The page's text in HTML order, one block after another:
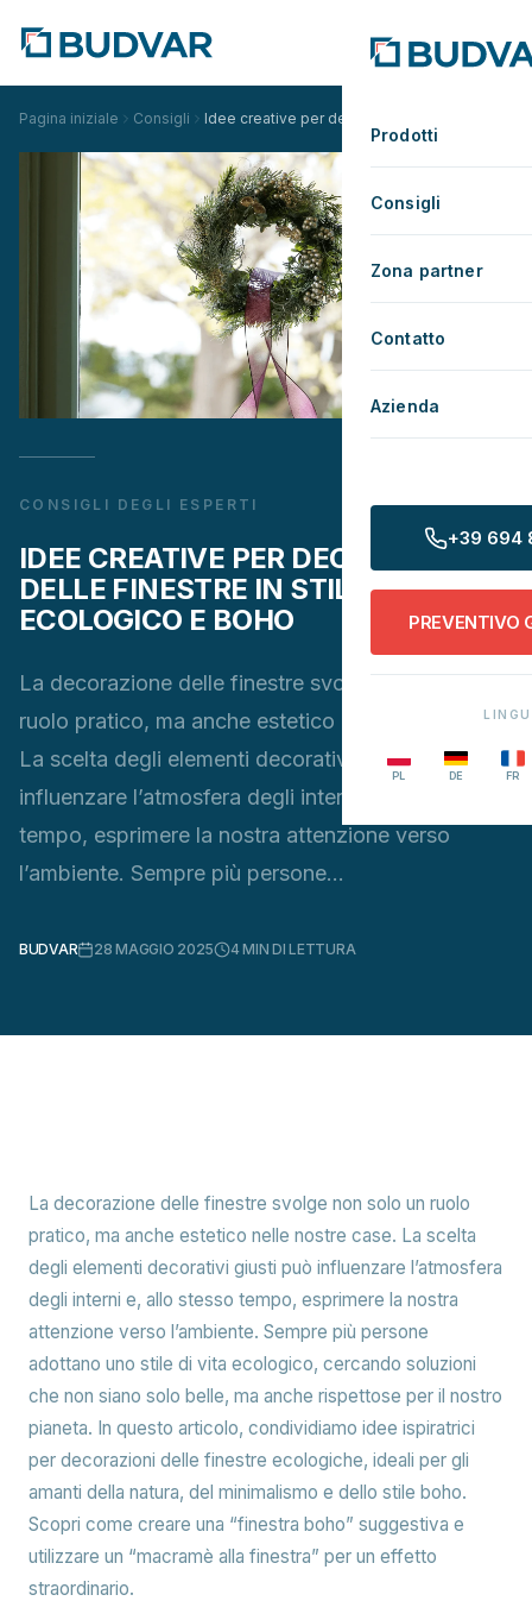
Prodotti
Consigli
Zona partner
Contatto
Azienda
+39 694
PREVENTIVO
PL DE FR
Pagina iniziale Consigli Idee creative per decorazioni delle finestre in
CONSIGLI DEGLI ESPERTI
IDEE CREATIVE PER DECORAZIONI
DELLE FINESTRE IN STILE
ECOLOGICO E BOHO
La decorazione delle finestre svolge non solo un
ruolo pratico, ma anche estetico nelle nostre case.
La scelta degli elementi decorativi giusti può
influenzare l’atmosfera degli interni e, allo stesso
tempo, esprimere la nostra attenzione verso
l’ambiente. Sempre più persone…
BUDVAR 28 MAGGIO 2025 4MIN DI LETTURA
La decorazione delle finestre svolge non solo un ruolo
pratico, ma anche estetico nelle nostre case. La scelta
degli elementi decorativi giusti può influenzare l’atmosfera
degli interni e, allo stesso tempo, esprimere la nostra
attenzione verso l’ambiente. Sempre più persone
adottano uno stile di vita ecologico, cercando soluzioni
che non siano solo belle, ma anche rispettose per il nostro
pianeta. In questo articolo, condividiamo idee ispiratrici
per decorazioni delle finestre ecologiche, ideali per gli
amanti della natura, del minimalismo e dello stile boho.
Scopri come creare una “finestra boho” suggestiva e
utilizzare un “macramè alla finestra” per un effetto
straordinario.